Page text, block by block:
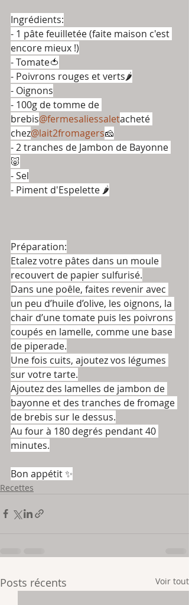
Ingrédients:
- 1 pâte feuilletée (faite maison c'est
encore mieux !)
- Tomate🍅
- Poivrons rouges et verts🌶
- Oignons
- 100g de tomme de
brebis@fermesaliessaletacheté
chez@lait2fromagers🧀
- 2 tranches de Jambon de Bayonne
🐷
- Sel
- Piment d'Espelette 🌶
Préparation:
Etalez votre pâtes dans un moule
recouvert de papier sulfurisé.
Dans une poêle, faites revenir avec
un peu d’huile d’olive, les oignons, la
chair d’une tomate puis les poivrons
coupés en lamelle, comme une base
de piperade.
Une fois cuits, ajoutez vos légumes
sur votre tarte.
Ajoutez des lamelles de jambon de
bayonne et des tranches de fromage
de brebis sur le dessus.
Au four à 180 degrés pendant 40
minutes.
Bon appétit ✨
Recettes
Posts récents Voir tout